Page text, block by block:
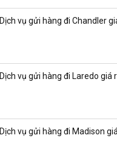
Dịch vụ gửi hàng đi Chandler
Dịch vụ gửi hàng đi Laredo giá
Dịch vụ gửi hàng đi Madison